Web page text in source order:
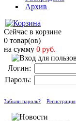
Архив
Сейчас в корзине
0 товар(ов)
на сумму 0 руб.
Логин:
Пароль:
Забыли пароль? Регистрация